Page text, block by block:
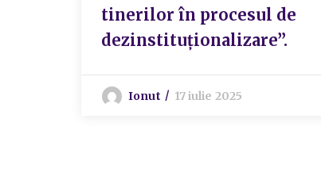
tinerilor în procesul de
dezinstituționalizare”.
Ionut 17 iulie 2025